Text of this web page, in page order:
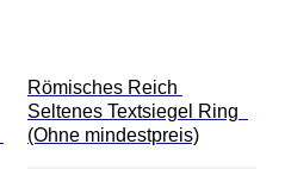
Römisches Reich
Seltenes Textsiegel Ring
(Ohne mindestpreis)